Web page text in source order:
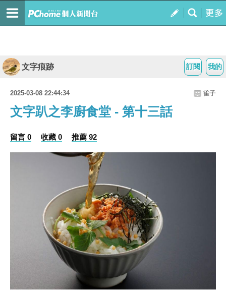
我的
訂閱
文字痕跡
2025-03-08 22:44:34 雀子
文字趴之李廚食堂 - 第十三話
留言 0 收藏 0 推薦 92